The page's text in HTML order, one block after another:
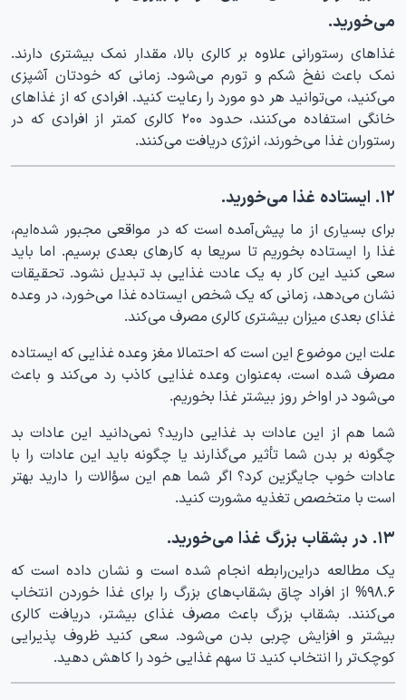
می‌خورید.
غذاهای رستورانی علاوه بر کالری بالا، مقدار نمک بیشتری دارند.
نمک باعث نفخ شکم و تورم می‌شود. زمانی که خودتان آشپزی
می‌کنید، می‌توانید هر دو مورد را رعایت کنید. افرادی که از غذاهای
خانگی استفاده می‌کنند، حدود ۲۰۰ کالری کمتر از افرادی که در
رستوران غذا می‌خورند، انرژی دریافت می‌کنند.
۱۲. ایستاده غذا می‌خورید.
برای بسیاری از ما پیش‌آمده است که در مواقعی مجبور شده‌ایم،
غذا را ایستاده بخوریم تا سریعا به کارهای بعدی برسیم. اما باید
سعی کنید این کار به یک عادت غذایی بد تبدیل نشود. تحقیقات
نشان می‌دهد، زمانی که یک شخص ایستاده غذا می‌خورد، در وعده
غذای بعدی میزان بیشتری کالری مصرف می‌کند.
علت این موضوع این است که احتمالا مغز وعده غذایی که ایستاده
مصرف شده است، به‌عنوان وعده غذایی کاذب رد می‌کند و باعث
می‌شود در اواخر روز بیشتر غذا بخوریم.
شما هم از این عادات بد غذایی دارید؟ نمی‌دانید این عادات بد
چگونه بر بدن شما تأثیر می‌گذارند یا چگونه باید این عادات را با
عادات خوب جایگزین کرد؟ اگر شما هم این سؤالات را دارید بهتر
است با متخصص تغذیه مشورت کنید.
۱۳. در بشقاب بزرگ غذا می‌خورید.
یک مطالعه دراین‌رابطه انجام شده است و نشان داده است که
۹۸.۶% از افراد چاق بشقاب‌های بزرگ را برای غذا خوردن انتخاب
می‌کنند. بشقاب بزرگ باعث مصرف غذای بیشتر، دریافت کالری
بیشتر و افزایش چربی بدن می‌شود. سعی کنید ظروف پذیرایی
کوچک‌تر را انتخاب کنید تا سهم غذایی خود را کاهش دهید.